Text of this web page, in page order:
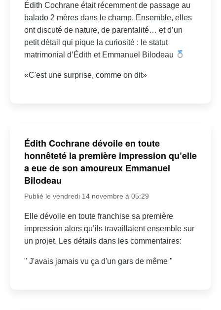
Édith Cochrane était récemment de passage au
balado 2 mères dans le champ. Ensemble, elles
ont discuté de nature, de parentalité… et d’un
petit détail qui pique la curiosité : le statut
matrimonial d’Édith et Emmanuel Bilodeau
«C'est une surprise, comme on dit»
Édith Cochrane dévoile en toute
honnêteté la première impression qu’elle
a eue de son amoureux Emmanuel
Bilodeau
Publié le vendredi 14 novembre à 05:29
Elle dévoile en toute franchise sa première
impression alors qu’ils travaillaient ensemble sur
un projet. Les détails dans les commentaires:
" J'avais jamais vu ça d'un gars de même "